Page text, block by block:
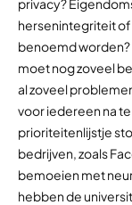
privacy?
hersenintegriteit
benoemd
moet nog zoveel
al zoveel
voor iedereen na
prioriteitenlijstje
bedrijven, zoals
bemoeien met
hebben de